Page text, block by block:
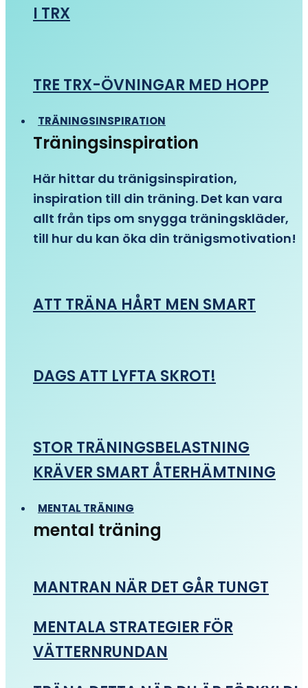
I TRX
TRE TRX-ÖVNINGAR MED HOPP
TRÄNINGSINSPIRATION
Träningsinspiration
Här hittar du tränigsinspiration,
inspiration till din träning. Det kan vara
allt från tips om snygga träningskläder,
till hur du kan öka din tränigsmotivation!
ATT TRÄNA HÅRT MEN SMART
DAGS ATT LYFTA SKROT!
STOR TRÄNINGSBELASTNING
KRÄVER SMART ÅTERHÄMTNING
MENTAL TRÄNING
mental träning
MANTRAN NÄR DET GÅR TUNGT
MENTALA STRATEGIER FÖR
VÄTTERNRUNDAN